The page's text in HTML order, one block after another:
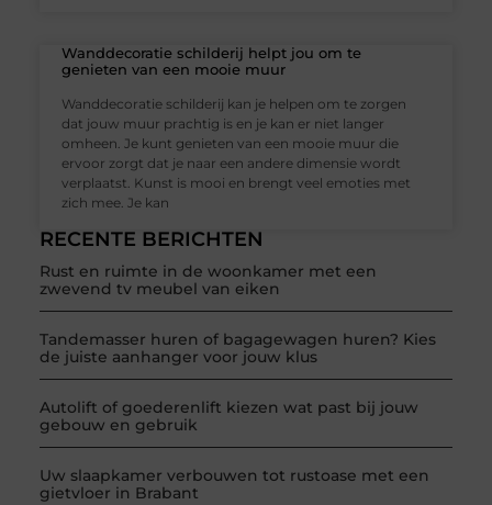
RECENTE BERICHTEN
Rust en ruimte in de woonkamer met een
zwevend tv meubel van eiken
Tandemasser huren of bagagewagen huren? Kies
de juiste aanhanger voor jouw klus
Autolift of goederenlift kiezen wat past bij jouw
gebouw en gebruik
Uw slaapkamer verbouwen tot rustoase met een
gietvloer in Brabant
Wanddecoratie schilderij helpt jou om te
genieten van een mooie muur
Wanddecoratie schilderij kan je helpen om te zorgen
dat jouw muur prachtig is en je kan er niet langer
omheen. Je kunt genieten van een mooie muur die
ervoor zorgt dat je naar een andere dimensie wordt
verplaatst. Kunst is mooi en brengt veel emoties met
zich mee. Je kan